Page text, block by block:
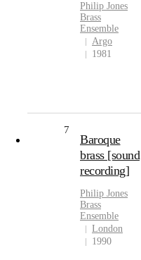
Philip Jones
Brass
Ensemble
Argo
1981
7
Baroque
brass [sound
recording]
Philip Jones
Brass
Ensemble
London
1990